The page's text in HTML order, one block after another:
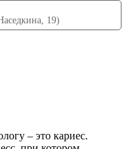
19)
– это кариес.